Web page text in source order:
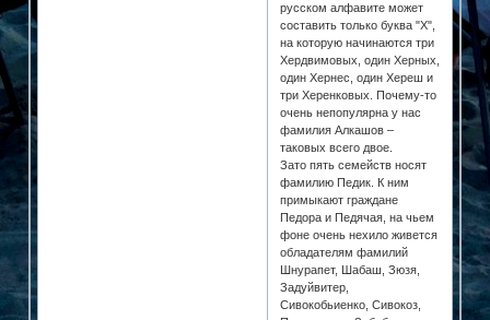
русском алфавите может
составить только буква "Х",
на которую начинаются три
Хердвимовых, один Херных,
один Хернес, один Хереш и
три Херенковых. Почему-то
очень непопулярна у нас
фамилия Алкашов –
таковых всего двое.
Зато пять семейств носят
фамилию Педик. К ним
примыкают граждане
Педора и Педячая, на чьем
фоне очень нехило живется
обладателям фамилий
Шнурапет, Шабаш, Зюзя,
Задуйвитер,
Сивокобьиенко, Сивокоз,